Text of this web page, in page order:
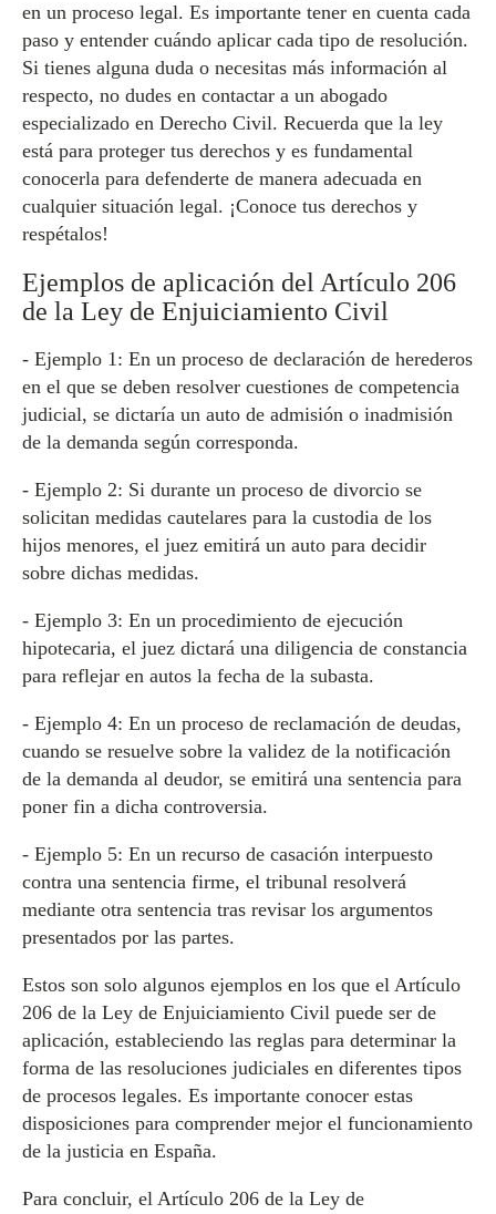
en un proceso legal. Es importante tener en cuenta cada
paso y entender cuándo aplicar cada tipo de resolución.
Si tienes alguna duda o necesitas más información al
respecto, no dudes en contactar a un abogado
especializado en Derecho Civil. Recuerda que la ley
está para proteger tus derechos y es fundamental
conocerla para defenderte de manera adecuada en
cualquier situación legal. ¡Conoce tus derechos y
respétalos!
Ejemplos de aplicación del Artículo 206
de la Ley de Enjuiciamiento Civil
- Ejemplo 1: En un proceso de declaración de herederos
en el que se deben resolver cuestiones de competencia
judicial, se dictaría un auto de admisión o inadmisión
de la demanda según corresponda.
- Ejemplo 2: Si durante un proceso de divorcio se
solicitan medidas cautelares para la custodia de los
hijos menores, el juez emitirá un auto para decidir
sobre dichas medidas.
- Ejemplo 3: En un procedimiento de ejecución
hipotecaria, el juez dictará una diligencia de constancia
para reflejar en autos la fecha de la subasta.
- Ejemplo 4: En un proceso de reclamación de deudas,
cuando se resuelve sobre la validez de la notificación
de la demanda al deudor, se emitirá una sentencia para
poner fin a dicha controversia.
- Ejemplo 5: En un recurso de casación interpuesto
contra una sentencia firme, el tribunal resolverá
mediante otra sentencia tras revisar los argumentos
presentados por las partes.
Estos son solo algunos ejemplos en los que el Artículo
206 de la Ley de Enjuiciamiento Civil puede ser de
aplicación, estableciendo las reglas para determinar la
forma de las resoluciones judiciales en diferentes tipos
de procesos legales. Es importante conocer estas
disposiciones para comprender mejor el funcionamiento
de la justicia en España.
Para concluir, el Artículo 206 de la Ley de